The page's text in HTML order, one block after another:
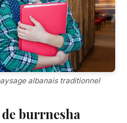
albanais traditionnel
burrnesha